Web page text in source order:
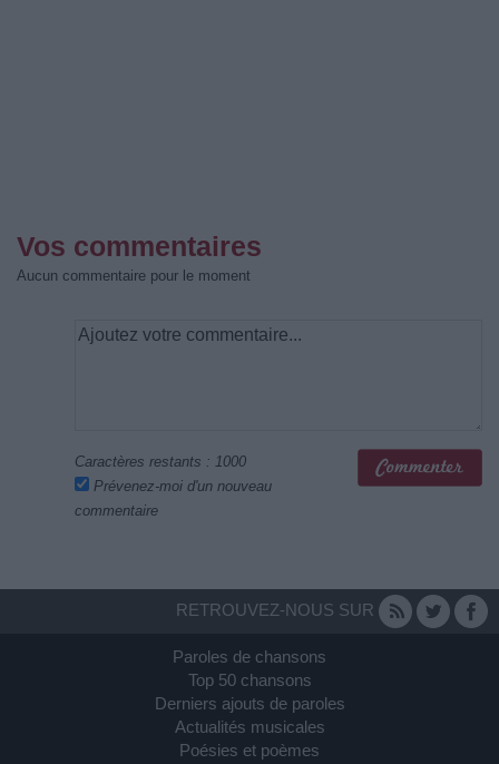
Vos commentaires
Aucun commentaire pour le moment
Caractères restants : 1000
Prévenez-moi d'un nouveau
commentaire
RETROUVEZ-NOUS SUR
Paroles de chansons
Top 50 chansons
Derniers ajouts de paroles
Actualités musicales
Poésies et poèmes